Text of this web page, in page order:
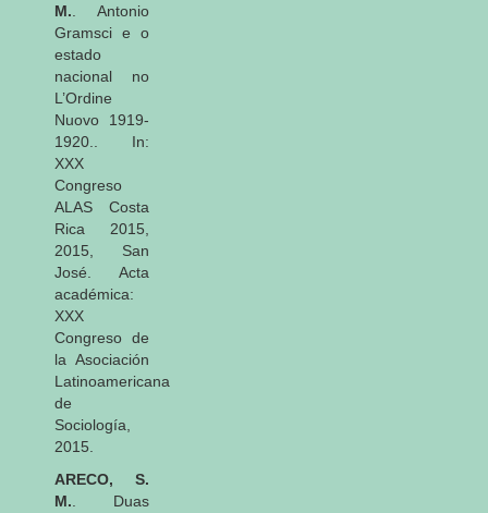
M. . Antonio
Gramsci e o
estado
nacional no
L’Ordine
Nuovo 1919-
1920.. In:
XXX
Congreso
ALAS Costa
Rica 2015,
2015, San
José. Acta
académica:
XXX
Congreso de
la Asociación
Latinoamericana
de
Sociología,
2015.
ARECO, S.
M. . Duas